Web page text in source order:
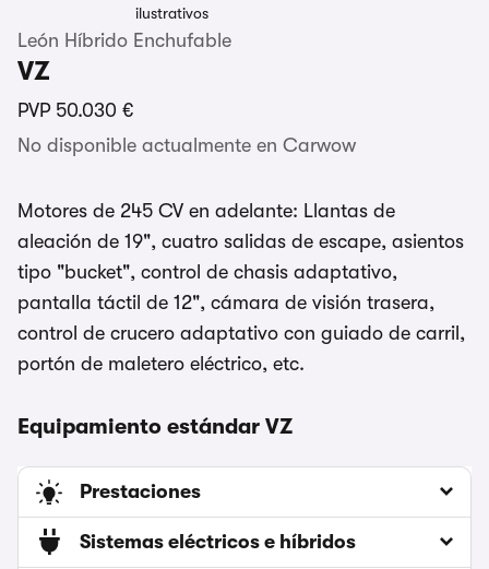
ilustrativos
León Híbrido Enchufable
VZ
PVP 50.030 €
No disponible actualmente en Carwow
Motores de 245 CV en adelante: Llantas de
aleación de 19", cuatro salidas de escape, asientos
tipo "bucket", control de chasis adaptativo,
pantalla táctil de 12", cámara de visión trasera,
control de crucero adaptativo con guiado de carril,
portón de maletero eléctrico, etc.
Equipamiento estándar VZ
Prestaciones
Sistemas eléctricos e híbridos